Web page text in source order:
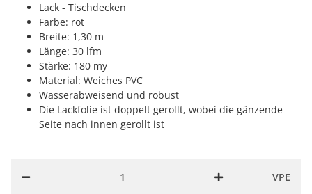
Lack - Tischdecken
Farbe: rot
Breite: 1,30 m
Länge: 30 lfm
Stärke: 180 my
Material: Weiches PVC
Wasserabweisend und robust
Die Lackfolie ist doppelt gerollt, wobei die gänzende
Seite nach innen gerollt ist
VPE